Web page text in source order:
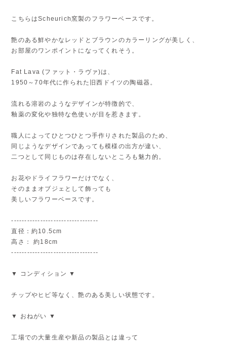
こちらはScheurich窯製のフラワーベースです。
艶のある鮮やかなレッドとブラウンのカラーリングが美しく、
お部屋のワンポイントになってくれそう。
Fat Lava (ファット・ラヴァ)は、
1950～70年代に作られた旧西ドイツの陶磁器。
流れる溶岩のようなデザインが特徴的で、
釉薬の変化や独特な色使いが目を惹きます。
職人によってひとつひとつ手作りされた製品のため、
同じようなデザインであっても模様の出方が違い、
二つとして同じものは存在しないところも魅力的。
お花やドライフラワーだけでなく、
そのままオブジェとして飾っても
美しいフラワーベースです。
---------------------------------
直径：約10.5cm
高さ： 約18cm
---------------------------------
▼ コンディション ▼
チップやヒビ等なく、艶のある美しい状態です。
▼ おねがい ▼
工場での大量生産や新品の製品とは違って